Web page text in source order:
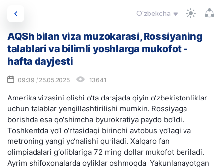
O'zbekcha
AQSh bilan viza muzokarasi, Rossiyaning
talablari va bilimli yoshlarga mukofot -
hafta dayjesti
09:39 / 25.05.2025 13641
Amerika vizasini olishi o‘ta darajada qiyin o‘zbekistonliklar
uchun talablar yengillashtirilishi mumkin. Rossiyaga
borishda esa qo‘shimcha byurokratiya paydo bo‘ldi.
Toshkentda yo‘l o‘rtasidagi birinchi avtobus yo‘lagi va
metroning yangi yo‘nalishi quriladi. Xalqaro fan
olimpiadalari g‘oliblariga 72 ming dollar mukofot beriladi.
Ayrim shifoxonalarda oyliklar oshmoqda. Yakunlanayotgan